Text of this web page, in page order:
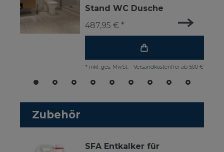
Stand WC Dusche
487,95 € *
* inkl. ges. MwSt. - Versandkostenfrei ab 500 €
Zubehör
SFA Entkalker für